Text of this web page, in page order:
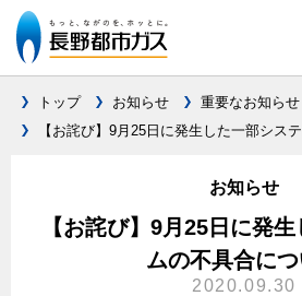
料金表
設備別に比較する
ガスコンロとIHクッキングヒーターの比較
トップ お知らせ
重要なお知らせ
【お詫び】9月25日に発生した一部シス
お知らせ
【お詫び】9月25日に発
ムの不具合に
2020.09.30